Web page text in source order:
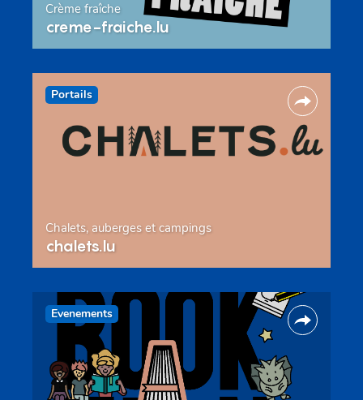
Crème fraîche
creme-fraiche.lu
Portails
Chalets, auberges et campings
chalets.lu
Evenements